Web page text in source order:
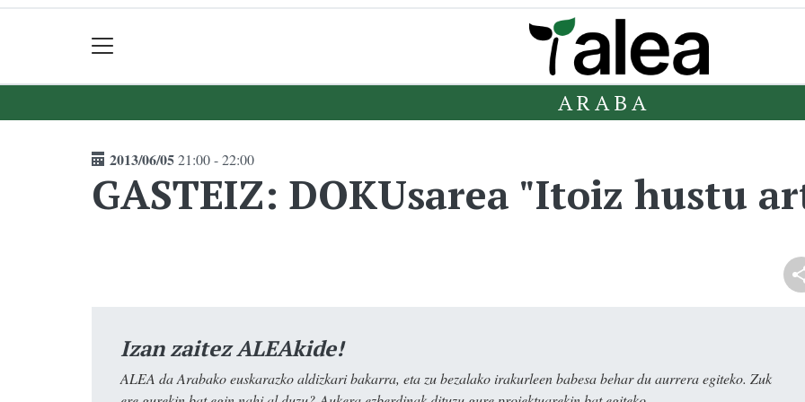
ARABA
2013/06/0521:00 - 22:00
GASTEIZ: DOKUsarea "Itoiz hustu
Izan zaitez ALEAkide!
ALEA da Arabako euskarazko aldizkari bakarra, eta zu bezalako irakurleen babesa behar du aurrera egiteko. Zuk